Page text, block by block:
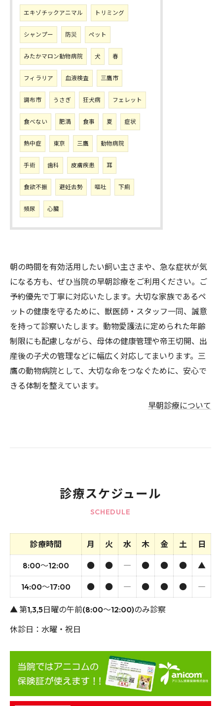
エキゾチックアニマル トリミング
シャンプー 防災 ペット
みたかマロン動物病院 犬 春
フィラリア 血液検査 三鷹市
調布市 うさぎ 狂犬病 フェレット
食べない 肥満 食事 夏 症状
熱中症 東京 三鷹 動物病院
手術 歯科 皮膚疾患 耳
食欲不振 避妊去勢 嘔吐 下痢
頻尿 心臓
朝の時間を有効活用したい飼い主さまや、急な症状が気
になる方も、ぜひ当院の早朝診療をご利用ください。ご
予約優先で丁寧に対応いたします。大切な家族であるペ
ットの健康を守るために、獣医師・スタッフ一同、誠意
を持って診察いたします。動物愛護法に定められた年齢
制限にも配慮しながら、母体の健康管理や帝王切開、出
産後の子犬の管理などに幅広く対応してまいります。三
鷹の動物病院として、大切な命をつなぐために、安心で
きる体制を整えています。
早朝診療について
SCHEDULE
診療スケジュール
診療時間 月 火 水 木 金 土 日
8:00～12:00 ● ● ― ● ● ● ▲
14:00～17:00 ● ● ― ● ● ● ―
▲ 第1,3,5日曜の午前(8:00～12:00)のみ診察
休診日：水曜・祝日